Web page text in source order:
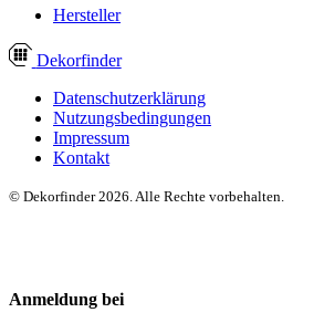
Hersteller
Dekorfinder
Datenschutzerklärung
Nutzungsbedingungen
Impressum
Kontakt
© Dekorfinder 2026. Alle Rechte vorbehalten.
Anmeldung bei